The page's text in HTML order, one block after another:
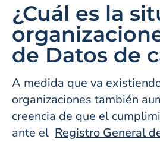
¿Cuál es la
de Datos de
A medida que va
organizaciones también
creencia de que el
ante el Registro General